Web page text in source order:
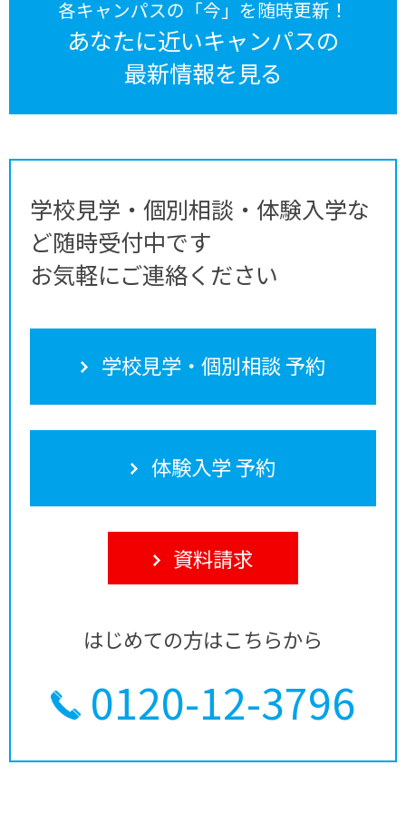
各キャンパスの「今」を随時更新！
あなたに近いキャンパスの
最新情報を見る
学校見学・個別相談・体験入学な
ど随時受付中です
お気軽にご連絡ください
学校見学・個別相談 予約
体験入学 予約
資料請求
はじめての方はこちらから
0120-12-3796